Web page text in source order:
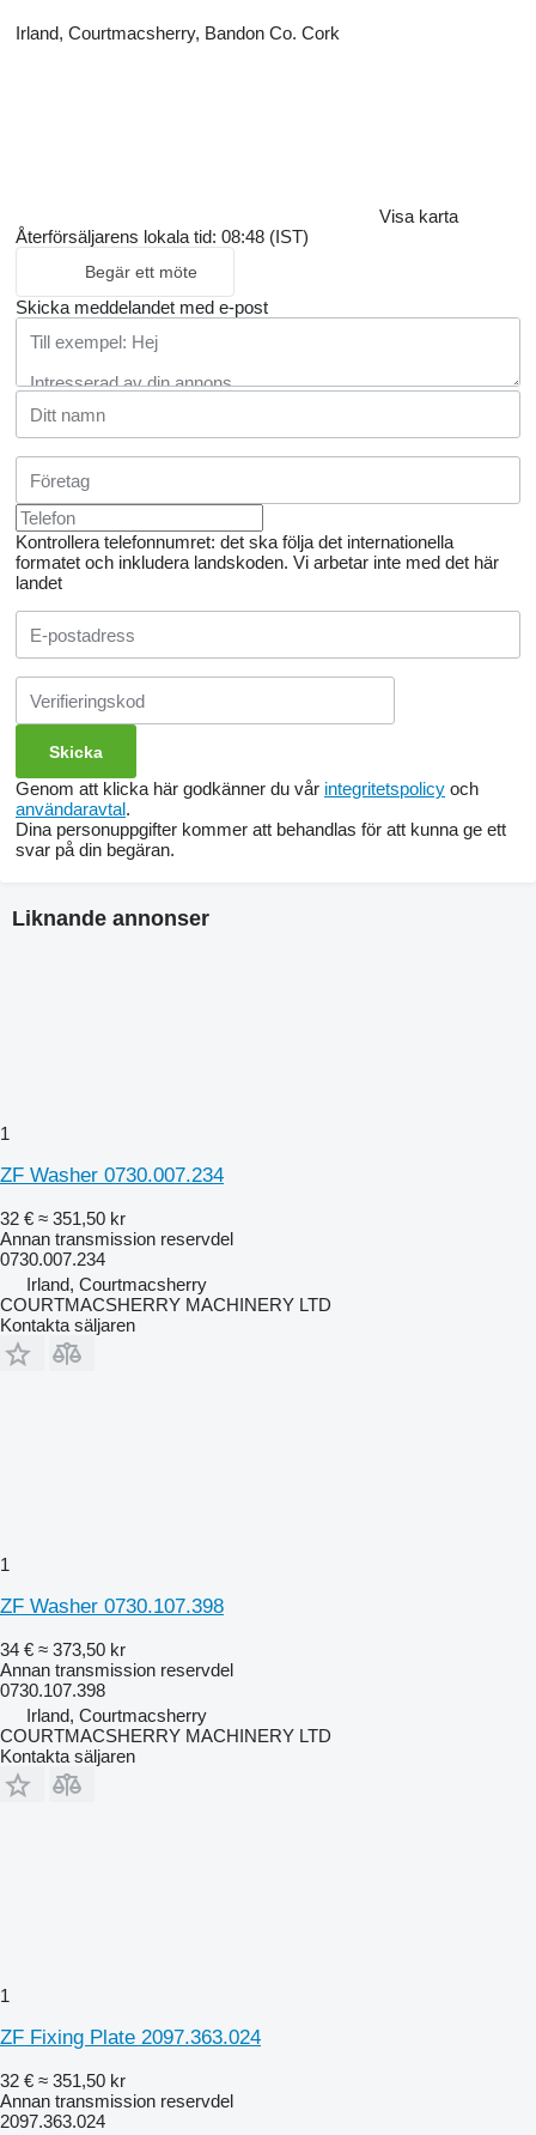
Irland, Courtmacsherry, Bandon Co. Cork
Visa karta
Återförsäljarens lokala tid: 08:48 (IST)
Begär ett möte
Skicka meddelandet med e-post
Kontrollera telefonnumret: det ska följa det internationella
formatet och inkludera landskoden. Vi arbetar inte med det här
landet
Genom att klicka här godkänner du vår integritetspolicy och
användaravtal.
Dina personuppgifter kommer att behandlas för att kunna ge ett
svar på din begäran.
Liknande annonser
1
ZF Washer 0730.007.234
32 € ≈ 351,50 kr
Annan transmission reservdel
0730.007.234
Irland, Courtmacsherry
COURTMACSHERRY MACHINERY LTD
Kontakta säljaren
1
ZF Washer 0730.107.398
34 € ≈ 373,50 kr
Annan transmission reservdel
0730.107.398
Irland, Courtmacsherry
COURTMACSHERRY MACHINERY LTD
Kontakta säljaren
1
ZF Fixing Plate 2097.363.024
32 € ≈ 351,50 kr
Annan transmission reservdel
2097.363.024